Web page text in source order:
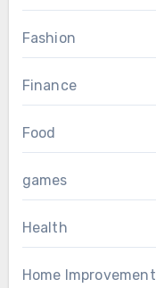
Fashion
Finance
Food
games
Health
Home Improvement